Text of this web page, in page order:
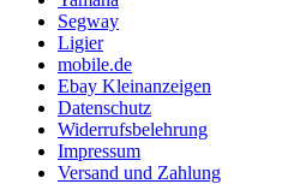
Segway
Ligier
mobile.de
Ebay Kleinanzeigen
Datenschutz
Widerrufsbelehrung
Impressum
Versand und Zahlung